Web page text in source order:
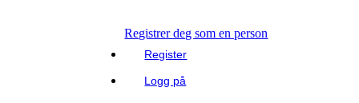
Registrer deg som en person
Register
Logg på